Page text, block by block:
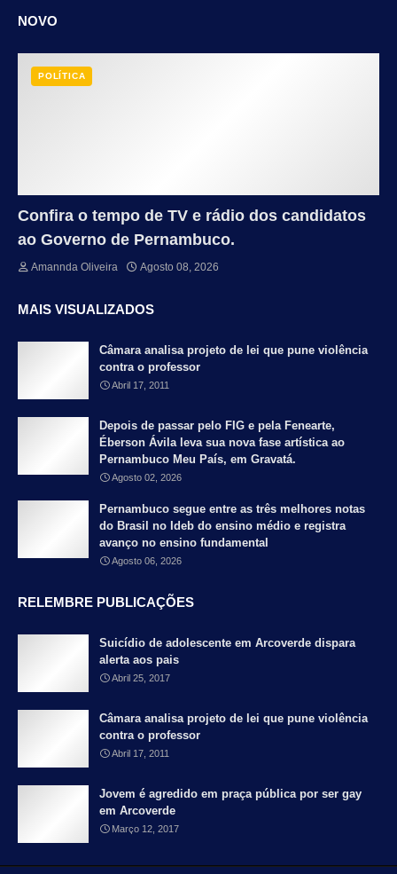
NOVO
POLÍTICA
Confira o tempo de TV e rádio dos candidatos
ao Governo de Pernambuco.
Amannda Oliveira Agosto 08, 2026
MAIS VISUALIZADOS
Câmara analisa projeto de lei que pune violência
contra o professor
Abril 17, 2011
Depois de passar pelo FIG e pela Fenearte,
Éberson Ávila leva sua nova fase artística ao
Pernambuco Meu País, em Gravatá.
Agosto 02, 2026
Pernambuco segue entre as três melhores notas
do Brasil no Ideb do ensino médio e registra
avanço no ensino fundamental
Agosto 06, 2026
RELEMBRE PUBLICAÇÕES
Suicídio de adolescente em Arcoverde dispara
alerta aos pais
Abril 25, 2017
Câmara analisa projeto de lei que pune violência
contra o professor
Abril 17, 2011
Jovem é agredido em praça pública por ser gay
em Arcoverde
Março 12, 2017